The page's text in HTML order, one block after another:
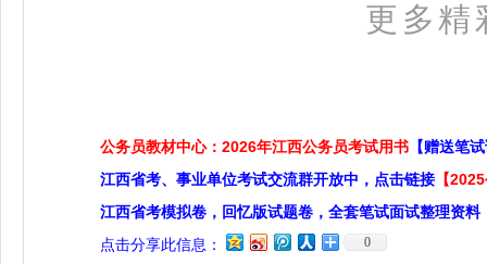
更多精
公务员教材中心：2026年江西公务员考试用书 【赠送笔
江西省考、事业单位考试交流群开放中，点击链接 【
江西省考模拟卷，回忆版试题卷，全套笔试面试整理资料
点击分享此信息：
0